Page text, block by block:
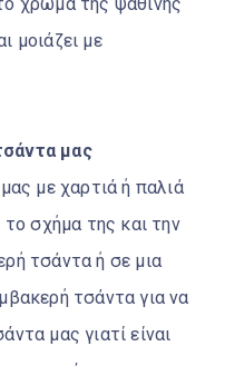
χρώμα της ψάθινης
μοιάζει με
μας
με χαρτιά ή παλιά
το σχήμα της και την
τσάντα ή σε μια
τσάντα για να
μας γιατί είναι